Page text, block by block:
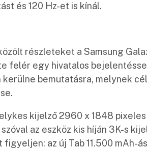
és 120 Hz-et is kínál.
részleteket a Samsung
felér egy hivatalos
kerülne bemutatásra, melynek
kijelző 2960 x 1848
szóval az eszköz kis híján 3K-s
figyeljen: az új Tab 11.500 mAh-